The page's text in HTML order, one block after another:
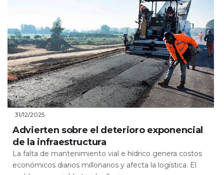
31/12/2025
Advierten sobre el deterioro exponencial
de la infraestructura
La falta de mantenimiento vial e hídrico genera costos
económicos diarios millonarios y afecta la logística. El